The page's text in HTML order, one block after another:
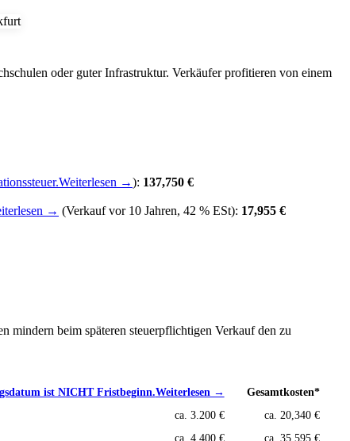
oder guter Infrastruktur. Verkäufer profitieren von einem
Weiterlesen →): 137,750 €
→ (Verkauf vor 10 Jahren, 42 % ESt): 17,955 €
mindern beim späteren steuerpflichtigen Verkauf den zu
ist NICHT Fristbeginn.Weiterlesen →
Gesamtkosten*
ca. 3.200 €
ca. 20,340 €
ca. 4.400 €
ca. 35,595 €